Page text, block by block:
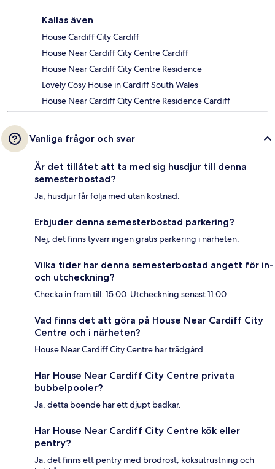
Kallas även
House Cardiff City Cardiff
House Near Cardiff City Centre Cardiff
House Near Cardiff City Centre Residence
Lovely Cosy House in Cardiff South Wales
House Near Cardiff City Centre Residence Cardiff
Vanliga frågor och svar
Är det tillåtet att ta med sig husdjur till denna
semesterbostad?
Ja, husdjur får följa med utan kostnad.
Erbjuder denna semesterbostad parkering?
Nej, det finns tyvärr ingen gratis parkering i närheten.
Vilka tider har denna semesterbostad angett för in-
och utcheckning?
Checka in fram till: 15.00. Utcheckning senast 11.00.
Vad finns det att göra på House Near Cardiff City
Centre och i närheten?
House Near Cardiff City Centre har trädgård.
Har House Near Cardiff City Centre privata
bubbelpooler?
Ja, detta boende har ett djupt badkar.
Har House Near Cardiff City Centre kök eller
pentry?
Ja, det finns ett pentry med brödrost, köksutrustning och